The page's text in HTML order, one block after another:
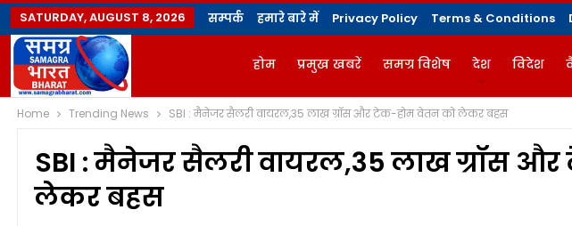
SATURDAY, AUGUST 8, 2026 सम्पर्क हमारे बारे में Privacy Policy Terms & Conditions
होम प्रमुख खबरें समग्र विशेष देश विदेश
ज्योतिषी योगविद्या मैगज़ीन
Home Trending News SBI : मैनेजर सैलरी वायरल,35 लाख ग्रॉस और टेक-होम वेतन को लेकर बहस
SBI : मैनेजर सैलरी वायरल,35 लाख ग्रॉस
लेकर बहस